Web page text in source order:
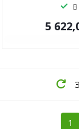
5
1